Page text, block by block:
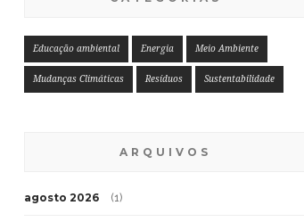
Educação ambiental Energia Meio Ambiente
Mudanças Climáticas Resíduos Sustentabilidade
ARQUIVOS
agosto 2026 (1)